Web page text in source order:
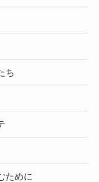
ち
ために